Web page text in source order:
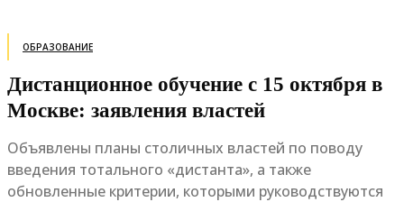
ОБРАЗОВАНИЕ
Дистанционное обучение с 15 октября в
Москве: заявления властей
Объявлены планы столичных властей по поводу
введения тотального «дистанта», а также
обновленные критерии, которыми руководствуются